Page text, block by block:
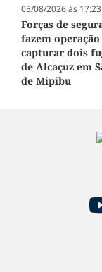
05/08/2026 às 17:23
Forças de
fazem
capturar dois
de Alcaçuz em
de Mipibu